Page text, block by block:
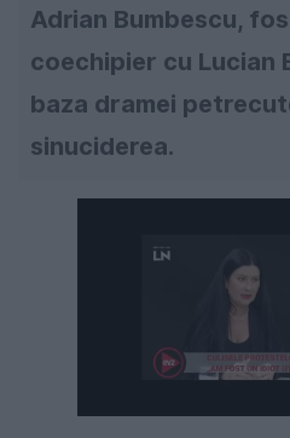
Adrian Bumbescu,
coechipier cu Lucian
baza dramei
sinuciderea.